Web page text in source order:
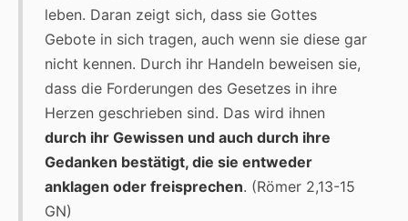
leben. Daran zeigt sich, dass sie Gottes
Gebote in sich tragen, auch wenn sie diese gar
nicht kennen. Durch ihr Handeln beweisen sie,
dass die Forderungen des Gesetzes in ihre
Herzen geschrieben sind. Das wird ihnen
durch ihr Gewissen und auch durch ihre
Gedanken bestätigt, die sie entweder
anklagen oder freisprechen. (Römer 2,13-15
GN)